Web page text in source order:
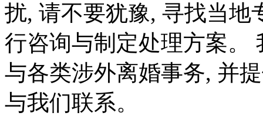
扰, 请不要犹豫, 寻找当地
行咨询与制定处理方案。
与各类涉外离婚事务, 并
与我们联系。